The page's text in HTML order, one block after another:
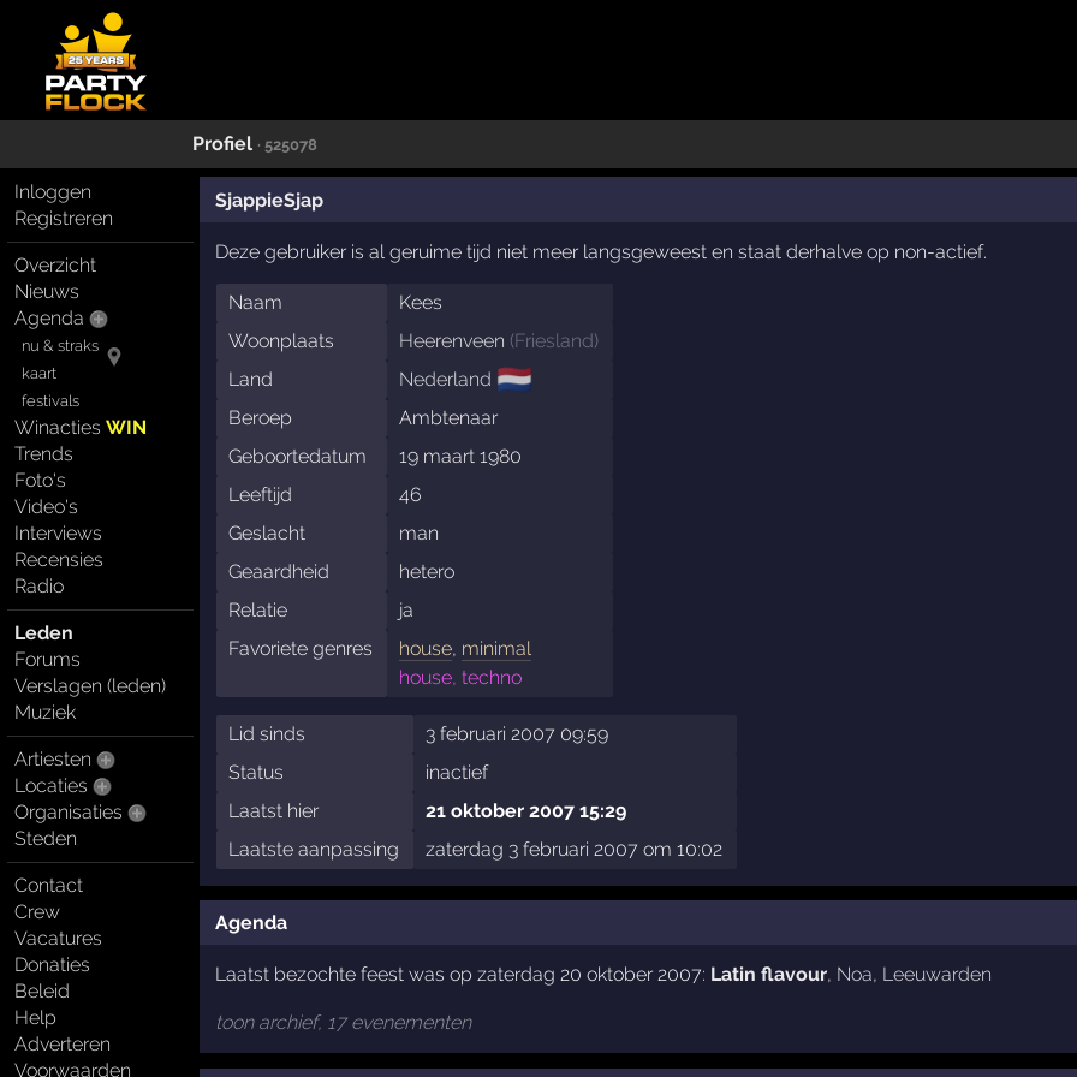
Profiel · 525078
Inloggen
Registreren
Overzicht
Nieuws
Agenda
nu & straks
kaart
festivals
WinactiesWIN
Trends
Foto's
Video's
Interviews
Recensies
Radio
Leden
Forums
Verslagen (leden)
Muziek
Artiesten
Locaties
Organisaties
Steden
Contact
Crew
Vacatures
Donaties
Beleid
Help
Adverteren
Voorwaarden
SjappieSjap
Deze gebruiker is al geruime tijd niet meer langsgeweest en staat derhalve op non-actief.
Naam
Kees
Woonplaats
Heerenveen (Friesland)
Land
Nederland 🇳🇱
Beroep
Ambtenaar
Geboortedatum
19 maart 1980
Leeftijd
46
Geslacht
man
Geaardheid
hetero
Relatie
ja
Favoriete genres
house, minimal
house, techno
Lid sinds
3 februari 2007 09:59
Status
inactief
Laatst hier
21 oktober 2007 15:29
Laatste aanpassing
zaterdag 3 februari 2007 om 10:02
Agenda
Laatst bezochte feest was op zaterdag 20 oktober 2007: Latin flavour, Noa, Leeuwarden
toon archief, 17 evenementen